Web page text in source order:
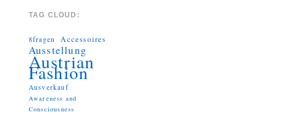
TAG CLOUD:
8fragen Accessoires
Ausstellung
Austrian
Fashion
Ausverkauf
Awareness and
Consciousness